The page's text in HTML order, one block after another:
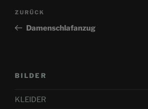
Beitragsnavigation
Vorheriger
Beitrag
ZURÜCK
Damenschlafanzug
BILDER
KLEIDER